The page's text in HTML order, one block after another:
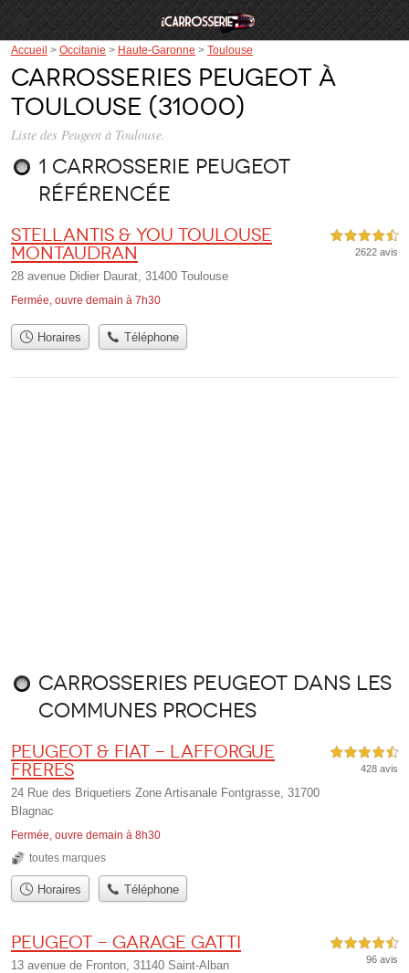
Accueil > Occitanie > Haute-Garonne > Toulouse
Carrosseries Peugeot à
Toulouse (31000)
Liste des Peugeot à Toulouse.
1 carrosserie Peugeot
référencée
Stellantis & You Toulouse
Montaudran
28 avenue Didier Daurat, 31400 Toulouse
Fermée, ouvre demain à 7h30
4,5 étoiles sur 5
2622 avis
Horaires Téléphone
Carrosseries Peugeot dans les
communes proches
Peugeot & Fiat - Lafforgue
Freres
24 Rue des Briquetiers Zone Artisanale Fontgrasse, 31700
Blagnac
Fermée, ouvre demain à 8h30
4,5 étoiles sur 5
428 avis
toutes marques
Horaires Téléphone
Peugeot - Garage Gatti
13 avenue de Fronton, 31140 Saint-Alban
4,5 étoiles sur 5
96 avis